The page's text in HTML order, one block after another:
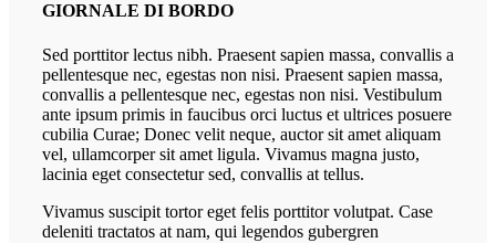
GIORNALE DI BORDO
Sed porttitor lectus nibh. Praesent sapien massa, convallis a
pellentesque nec, egestas non nisi. Praesent sapien massa,
convallis a pellentesque nec, egestas non nisi. Vestibulum
ante ipsum primis in faucibus orci luctus et ultrices posuere
cubilia Curae; Donec velit neque, auctor sit amet aliquam
vel, ullamcorper sit amet ligula. Vivamus magna justo,
lacinia eget consectetur sed, convallis at tellus.
Vivamus suscipit tortor eget felis porttitor volutpat. Case
deleniti tractatos at nam, qui legendos gubergren